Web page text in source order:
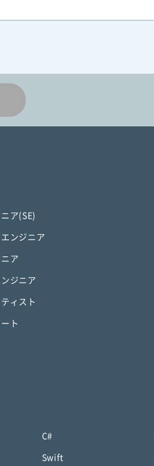
ア(SE)
ンジニア
ア
ジニア
ィスト
ト
C#
Swift